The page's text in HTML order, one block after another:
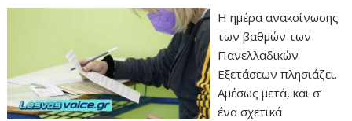
Η ημέρα ανακοίνωσης
των βαθμών των
Πανελλαδικών
Εξετάσεων πλησιάζει.
Αμέσως μετά, και σ’
ένα σχετικά